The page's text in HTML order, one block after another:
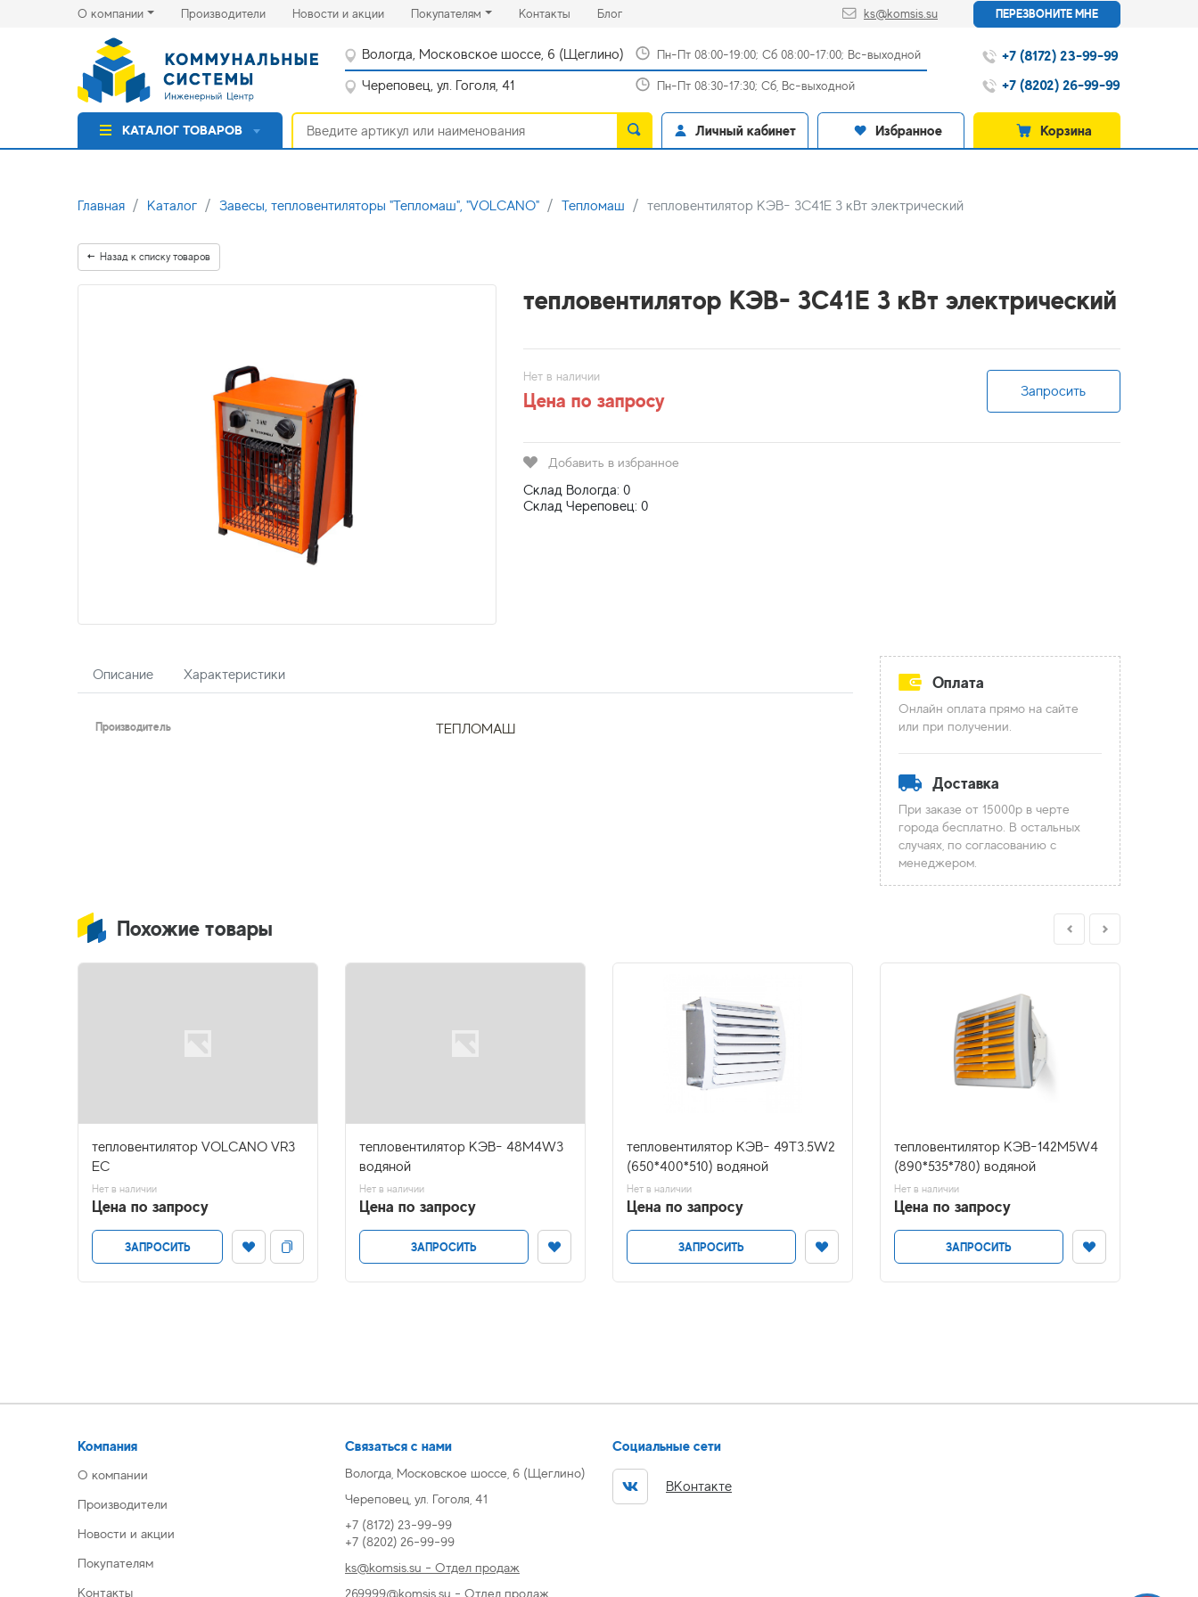
О компании Производители(current)Новости и акции(current)Покупателям Контакты(current)
Блог(current) ks@komsis.su ПЕРЕЗВОНИТЕ МНЕ
Вологда, Московское шоссе, 6 (Щеглино) Пн-Пт 08:00-19:00; Сб 08:00-17:00; Вс-выходной
Череповец, ул. Гоголя, 41 Пн-Пт 08:30-17:30; Сб, Вс-выходной
+7 (8172) 23-99-99
+7 (8202) 26-99-99
КАТАЛОГ ТОВАРОВ Личный кабинет Избранное Корзина
Главная Каталог Завесы, тепловентиляторы "Тепломаш", "VOLCANO" Тепломаш тепловентилятор КЭВ- 3С41Е 3 кВт электрический
Назад к списку товаров
тепловентилятор КЭВ- 3С41Е 3 кВт электрический
Нет в наличии
Цена по запросу Запросить
Добавить в избранное
Склад Вологда: 0
Склад Череповец: 0
Описание Характеристики
Производитель ТЕПЛОМАШ
Оплата
Онлайн оплата прямо на сайте
или при получении.
Доставка
При заказе от 15000р в черте
города бесплатно. В остальных
случаях, по согласованию с
менеджером.
Похожие товары
тепловентилятор VOLCANO VR3
EC
Нет в наличии
Цена по запросу
ЗАПРОСИТЬ
тепловентилятор КЭВ- 48M4W3
водяной
Нет в наличии
Цена по запросу
ЗАПРОСИТЬ
тепловентилятор КЭВ- 49T3.5W2
(650*400*510) водяной
Нет в наличии
Цена по запросу
ЗАПРОСИТЬ
тепловентилятор КЭВ-142М5W4
(890*535*780) водяной
Нет в наличии
Цена по запросу
ЗАПРОСИТЬ
Компания
О компании
Производители
Новости и акции
Покупателям
Контакты
Связаться с нами
Вологда, Московское шоссе, 6 (Щеглино)
Череповец, ул. Гоголя, 41
+7 (8172) 23-99-99
+7 (8202) 26-99-99
ks@komsis.su - Отдел продаж
269999@komsis.su - Отдел продаж,
Социальные сети
ВКонтакте